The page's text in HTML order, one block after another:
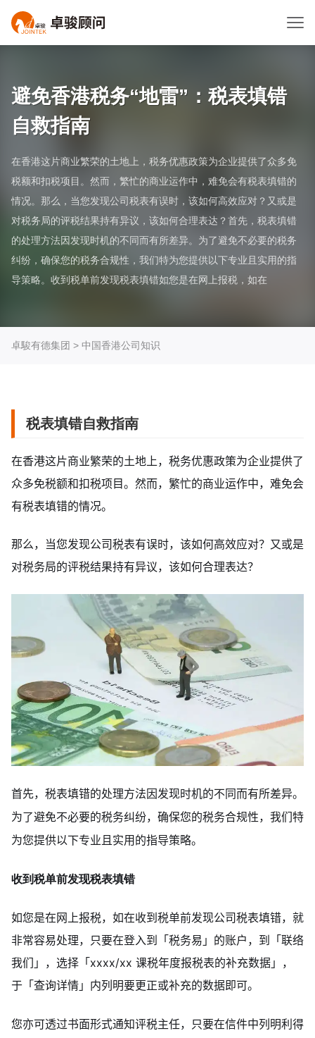
避免香港税务“地雷”：税表填错
自救指南
在香港这片商业繁荣的土地上，税务优惠政策为企业提供了众多免
税额和扣税项目。然而，繁忙的商业运作中，难免会有税表填错的
情况。那么，当您发现公司税表有误时，该如何高效应对？又或是
对税务局的评税结果持有异议，该如何合理表达？首先，税表填错
的处理方法因发现时机的不同而有所差异。为了避免不必要的税务
纠纷，确保您的税务合规性，我们特为您提供以下专业且实用的指
导策略。收到税单前发现税表填错如您是在网上报税，如在
卓駿有德集团 > 中国香港公司知识
税表填错自救指南
在香港这片商业繁荣的土地上，税务优惠政策为企业提供了
众多免税额和扣税项目。然而，繁忙的商业运作中，难免会
有税表填错的情况。
那么，当您发现公司税表有误时，该如何高效应对？又或是
对税务局的评税结果持有异议，该如何合理表达？
首先，税表填错的处理方法因发现时机的不同而有所差异。
为了避免不必要的税务纠纷，确保您的税务合规性，我们特
为您提供以下专业且实用的指导策略。
收到税单前发现税表填错
如您是在网上报税，如在收到税单前发现公司税表填错，就
非常容易处理，只要在登入到「税务易」的账户，到「联络
我们」，选择「xxxx/xx 课税年度报税表的补充数据」，
于「查询详情」内列明要更正或补充的数据即可。
您亦可透过书面形式通知评税主任，只要在信件中列明利得